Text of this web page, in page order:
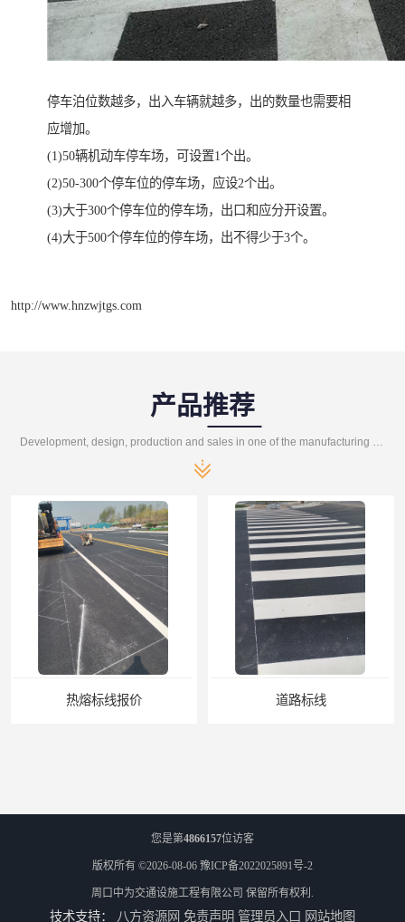
停车泊位数越多，出入车辆就越多，出的数量也需要相
应增加。
(1)50辆机动车停车场，可设置1个出。
(2)50-300个停车位的停车场，应设2个出。
(3)大于300个停车位的停车场，出口和应分开设置。
(4)大于500个停车位的停车场，出不得少于3个。
http://www.hnzwjtgs.com
产品推荐
热熔标线报价 道路标线
您是第4866157位访客
版权所有 ©2026-08-06 豫ICP备2022025891号-2
周口中为交通设施工程有限公司 保留所有权利.
技术支持： 八方资源网 免责声明 管理员入口 网站地图